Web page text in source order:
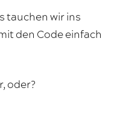
tauchen wir ins
den Code einfach
oder?